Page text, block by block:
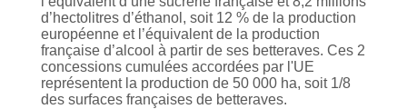
d’hectolitres d’éthanol, soit 12 % de la production
européenne et l’équivalent de la production
française d’alcool à partir de ses betteraves. Ces 2
concessions cumulées accordées par l'UE
représentent la production de 50 000 ha, soit 1/8
des surfaces françaises de betteraves.